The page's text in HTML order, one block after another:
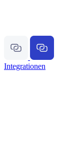
Integrationen